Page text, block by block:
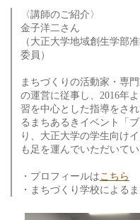
〈講師のご紹介〉
金子洋二さん
（大正大学地域創生学部
委員）
まちづくりの活動家・専
の運営に従事し、2016年
習を中心とした指導をさ
るまちあるきイベント「
り、大正大学の学生向け
も足を運んでいただいてい
・プロフィールはこちら
・まちづくり学校による